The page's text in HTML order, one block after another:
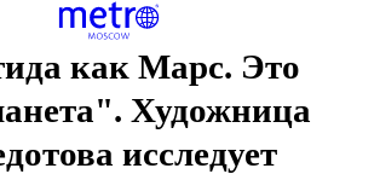
как Марс. Это
Художница
исследует